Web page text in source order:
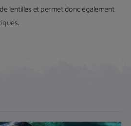
lentilles et permet donc également